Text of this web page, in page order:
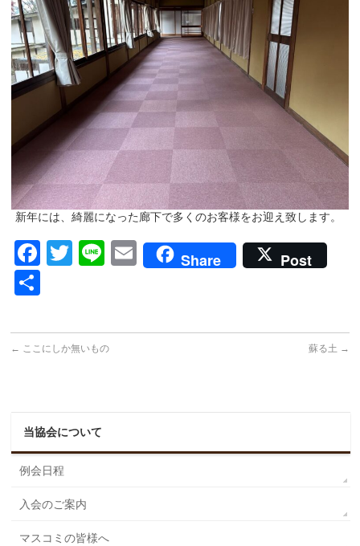
新年には、綺麗になった廊下で多くのお客様をお迎え致します。
Facebook
Twitter
LineEmailShare Post
← ここにしか無いもの 蘇る土 →
当協会について
例会日程
入会のご案内
マスコミの皆様へ